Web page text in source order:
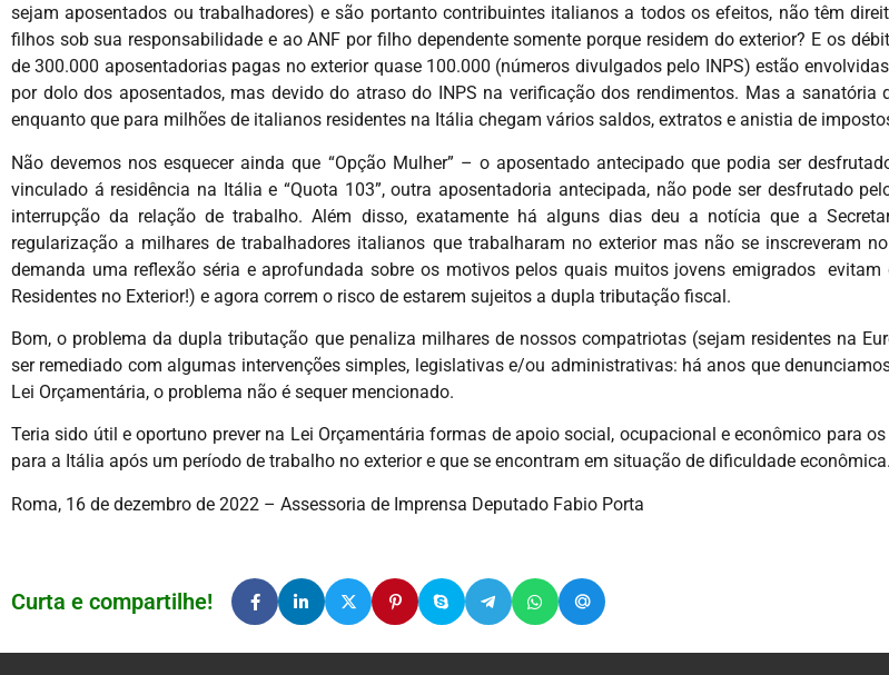
sejam aposentados ou trabalhadores) e são portanto contribuintes italianos a todos os efeitos, não têm
filhos sob sua responsabilidade e ao ANF por filho dependente somente porque residem do exterior? E os
de 300.000 aposentadorias pagas no exterior quase 100.000 (números divulgados pelo INPS) estão
por dolo dos aposentados, mas devido do atraso do INPS na verificação dos rendimentos. Mas a sanatória
enquanto que para milhões de italianos residentes na Itália chegam vários saldos, extratos e anistia de
Não devemos nos esquecer ainda que “Opção Mulher” – o aposentado antecipado que podia ser
vinculado á residência na Itália e “Quota 103”, outra aposentadoria antecipada, não pode ser desfrutado
interrupção da relação de trabalho. Além disso, exatamente há alguns dias deu a notícia que a
regularização a milhares de trabalhadores italianos que trabalharam no exterior mas não se inscreveram
demanda uma reflexão séria e aprofundada sobre os motivos pelos quais muitos jovens emigrados evitam
Residentes no Exterior!) e agora correm o risco de estarem sujeitos a dupla tributação fiscal.
Bom, o problema da dupla tributação que penaliza milhares de nossos compatriotas (sejam residentes na
ser remediado com algumas intervenções simples, legislativas e/ou administrativas: há anos que
Lei Orçamentária, o problema não é sequer mencionado.
Teria sido útil e oportuno prever na Lei Orçamentária formas de apoio social, ocupacional e econômico para
para a Itália após um período de trabalho no exterior e que se encontram em situação de dificuldade econômica.
Roma, 16 de dezembro de 2022 – Assessoria de Imprensa Deputado Fabio Porta
Curta e compartilhe!